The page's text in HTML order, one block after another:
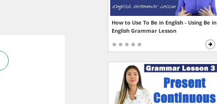
How to Use To Be in English - Using Be in
English Grammar Lesson